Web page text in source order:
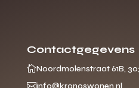
Contactgegevens
Noordmolenstraat 61B,
